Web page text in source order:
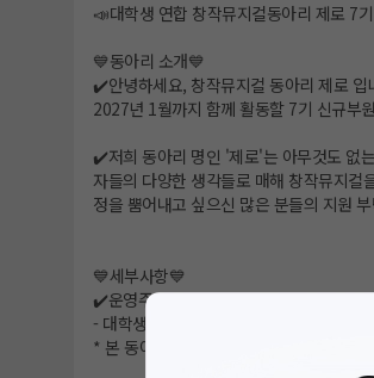
📣대학생 연합 창작뮤지컬동아리 제로 7
💙동아리 소개💙
✔️안녕하세요, 창작뮤지컬 동아리 제로 입
2027년 1월까지 함께 활동할 7기 신규부
✔️저희 동아리 명인 '제로'는 아무것도 없
자들의 다양한 생각들로 매해 창작뮤지컬
정을 뿜어내고 싶으신 많은 분들의 지원
💙세부사항💙
✔️운영주체
- 대학생
* 본 동아리는 대학생에 의해 자치적으로